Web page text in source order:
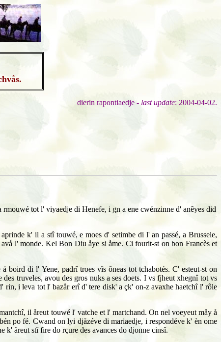
dierin rapontiaedje - last update: 2004-04-02.
tot l' viyaedje di Henefe, i gn a ene cwénzinne d' anêyes did
k' il a stî touwé, e moes d' setimbe di l' an passé, a Brussele,
l' monde. Kel Bon Diu åye si åme. Ci fourit-st on bon Francès et
di l' Yene, padrî troes vîs ôneas tot tchabotés. C' esteut-st on
truveles, avou des gros nuks a ses doets. I vs fjheut xhegnî tot vs
i leva tot l' bazår erî d' tere disk' a çk' on-z avaxhe haetchî l' rôle
il åreut touwé l' vatche et l' martchand. On nel voeyeut måy å
po fé. Cwand on lyi djåzéve di mariaedje, i respondéve k' èn ome
k' åreut stî fire do rçure des avances do djonne cinsî.